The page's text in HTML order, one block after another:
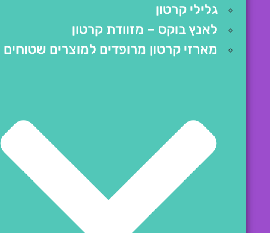
גלילי קרטון
לאנץ בוקס – מזוודת קרטון
מארזי קרטון מרופדים למוצרים שטוחים